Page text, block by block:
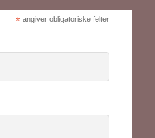
*angiver obligatoriske felter